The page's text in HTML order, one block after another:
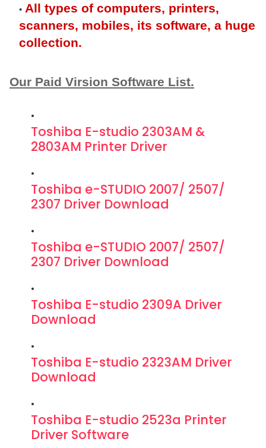
All types of computers, printers,
scanners, mobiles, its software, a huge
collection.
Our Paid Virsion Software List.
Toshiba E-studio 2303AM &
2803AM Printer Driver
Toshiba e-STUDIO 2007/ 2507/
2307 Driver Download
Toshiba e-STUDIO 2007/ 2507/
2307 Driver Download
Toshiba E-studio 2309A Driver
Download
Toshiba E-studio 2323AM Driver
Download
Toshiba E-studio 2523a Printer
Driver Software